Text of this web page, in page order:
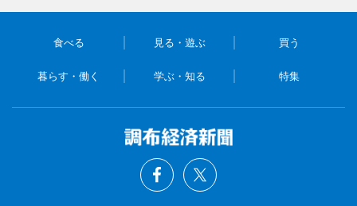
食べる 見る・遊ぶ 買う
暮らす・働く 学ぶ・知る 特集